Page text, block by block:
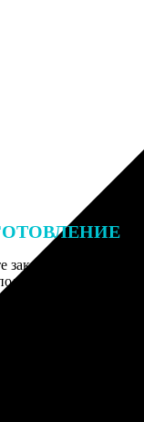
заказ банковской
заказа. Когда
письмо с трек-